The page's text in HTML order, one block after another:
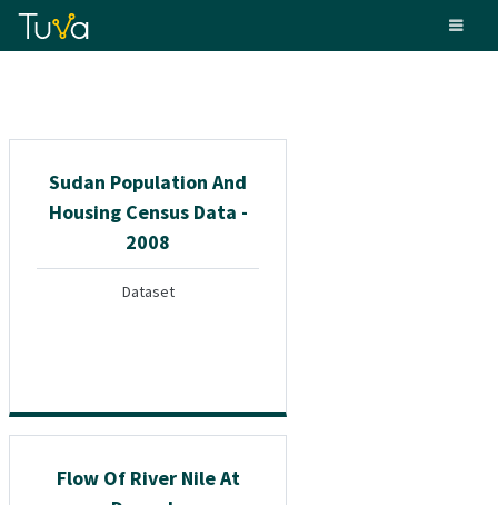
Sudan Population And
Housing Census Data -
2008
Dataset
Flow Of River Nile At